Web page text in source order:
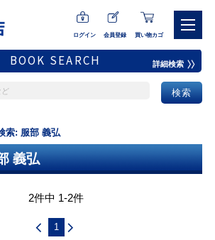
ログイン 会員登録 買い物カゴ
BOOK SEARCH 詳細検索
索: 服部 義弘
義弘
2件中 1-2件
1